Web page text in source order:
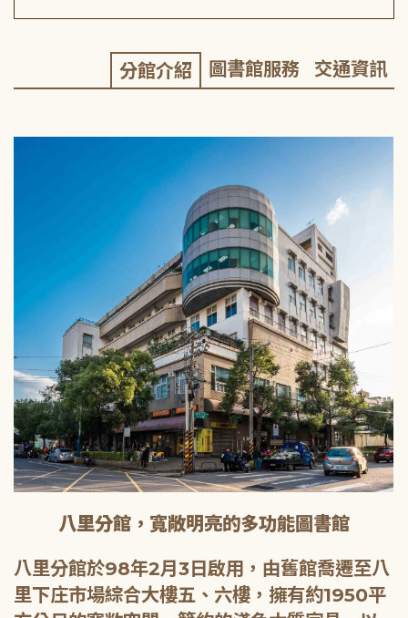
分館介紹 圖書館服務 交通資訊
八里分館，寬敞明亮的多功能圖書館
八里分館於98年2月3日啟用，由舊館喬遷至八
里下庄市場綜合大樓五、六樓，擁有約1950平